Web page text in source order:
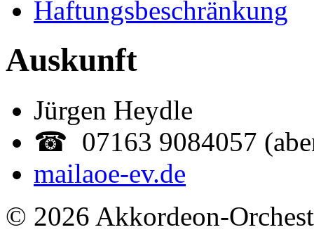
Haftungsbeschränkung
Auskunft
Jürgen Heydle
☎ 07163 9084057
mailaoe-ev.de
© 2026 Akkordeon-